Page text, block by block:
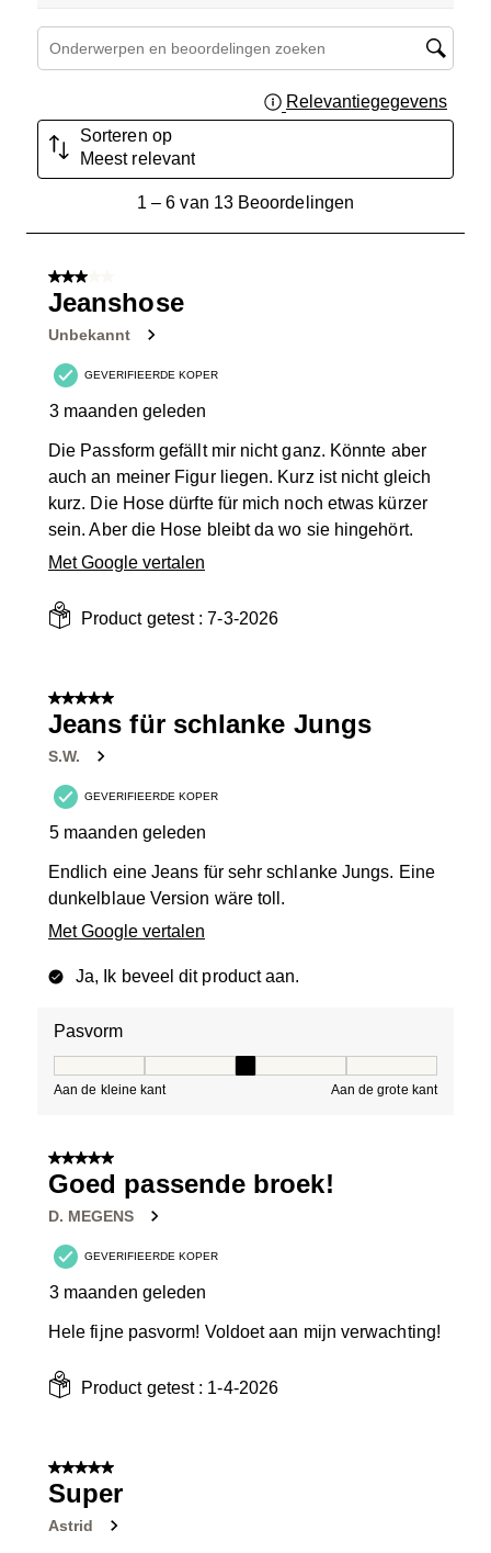
Onderwerpen en beoordelingen zoeken per regio
Relevantiegegevens
Sorteren op
Meest relevant
van
Beoordelingen.
1 – 6 van 13 Beoordelingen
3 van 5 sterren.
Jeanshose
Unbekannt
GEVERIFIEERDE KOPER
3 maanden geleden
Die Passform gefällt mir nicht ganz. Könnte aber
auch an meiner Figur liegen. Kurz ist nicht gleich
kurz. Die Hose dürfte für mich noch etwas kürzer
sein. Aber die Hose bleibt da wo sie hingehört.
Met Google vertalen
Product getest : 7-3-2026
5 van 5 sterren.
Jeans für schlanke Jungs
S.W.
GEVERIFIEERDE KOPER
5 maanden geleden
Endlich eine Jeans für sehr schlanke Jungs. Eine
dunkelblaue Version wäre toll.
Met Google vertalen
Ja, Ik beveel dit product aan.
Pasvorm
Aan de kleine kant Aan de grote kant
5 van 5 sterren.
Goed passende broek!
D. MEGENS
GEVERIFIEERDE KOPER
3 maanden geleden
Hele fijne pasvorm! Voldoet aan mijn verwachting!
Product getest : 1-4-2026
5 van 5 sterren.
Super
Astrid